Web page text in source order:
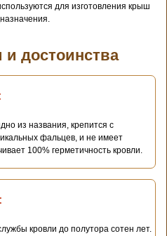
для изготовления крыш
и достоинства
из названия, крепится с
фальцев, и не имеет
100% герметичность кровли.
кровли до полутора сотен лет.